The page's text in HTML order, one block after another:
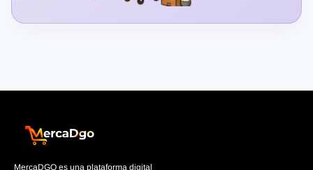
MercaDGO es una plataforma digital